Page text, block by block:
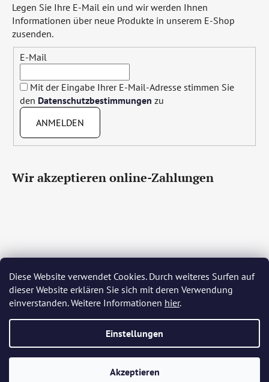
Diese Website verwendet Cookies. Durch weiteres Surfen auf
dieser Website erklären Sie sich mit deren Verwendung
einverstanden. Weitere Informationen hier.
Einstellungen
Akzeptieren
Legen Sie Ihre E-Mail ein und wir werden Ihnen
Informationen über neue Produkte in unserem E-Shop
zusenden.
E-Mail
Mit der Eingabe Ihrer E-Mail-Adresse stimmen Sie
den Datenschutzbestimmungen zu
ANMELDEN
Wir akzeptieren online-Zahlungen
Čeština Slovenčina English Deutsch Magyar
Język polski Română Italiano Español Français
Português Български Hrvatski Slovenščina
Nederlands Українська Ελληνικά Svenska Dansk
Bohemia Crystal Glass